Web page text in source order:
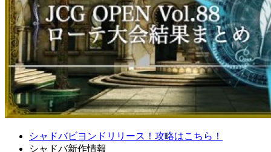
シャドバビヨンドリリース！攻略はこちら！
シャドバ新作情報